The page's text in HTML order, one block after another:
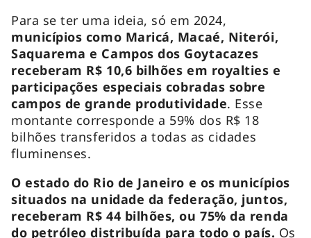
Para se ter uma ideia, só em 2024,
municípios como Maricá, Macaé, Niterói,
Saquarema e Campos dos Goytacazes
receberam R$ 10,6 bilhões em royalties e
participações especiais cobradas sobre
campos de grande produtividade. Esse
montante corresponde a 59% dos R$ 18
bilhões transferidos a todas as cidades
fluminenses.
O estado do Rio de Janeiro e os municípios
situados na unidade da federação, juntos,
receberam R$ 44 bilhões, ou 75% da renda
do petróleo distribuída para todo o país. Os